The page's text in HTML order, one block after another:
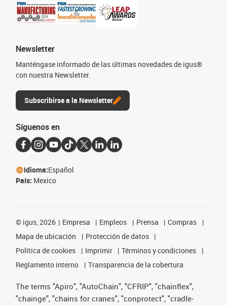
Newsletter
Manténgase informado de las últimas novedades de igus®
con nuestra Newsletter.
Subscribirse a la Newsletter
Síguenos en
Idioma:Español
País: Mexico
© igus, 2026 Empresa Empleos Prensa
Compras
Mapa de ubicación
Protección de datos
Política de cookies
Imprimir
Términos y condiciones
Reglamento interno
Transparencia de la cobertura
The terms "Apiro", "AutoChain", "CFRIP", "chainflex",
"chainge", "chains for cranes", "conprotect", "cradle-